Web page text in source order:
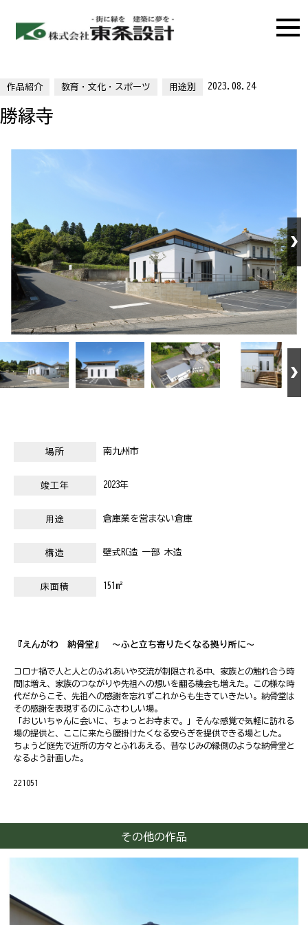
作品紹介 教育・文化・スポーツ 用途別 2023.08.24
勝縁寺
場所 南九州市
竣工年 2023年
用途 倉庫業を営まない倉庫
構造 壁式RC造 一部 木造
床面積 151m²
『えんがわ 納骨堂』 ～ふと立ち寄りたくなる拠り所に～
コロナ禍で人と人とのふれあいや交流が制限される中、家族との触れ合う時
間は増え、家族のつながりや先祖への想いを翻る機会も増えた。この様な時
代だからこそ、先祖への感謝を忘れずこれからも生きていきたい。納骨堂は
その感謝を表現するのにふさわしい場。
「おじいちゃんに会いに、ちょっとお寺まで。」そんな感覚で気軽に訪れる
場の提供と、ここに来たら腰掛けたくなる安らぎを提供できる場とした。
ちょうど庭先で近所の方々とふれあえる、昔なじみの縁側のような納骨堂と
なるよう計画した。
221051
その他の作品